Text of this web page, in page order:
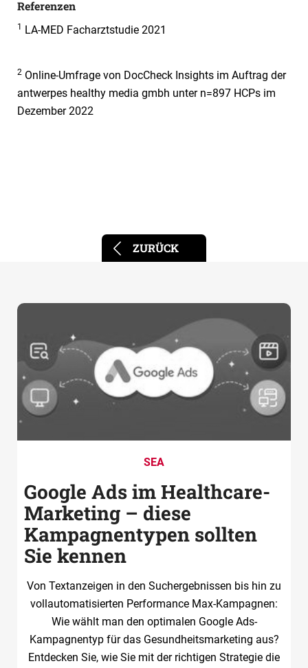
Referenzen
1 LA-MED Facharztstudie 2021
2 Online-Umfrage von DocCheck Insights im Auftrag der
antwerpes healthy media gmbh unter n=897 HCPs im
Dezember 2022
ZURÜCK
SEA
Google Ads im Healthcare-
Marketing – diese
Kampagnentypen sollten
Sie kennen
Von Textanzeigen in den Suchergebnissen bis hin zu
vollautomatisierten Performance Max-Kampagnen:
Wie wählt man den optimalen Google Ads-
Kampagnentyp für das Gesundheitsmarketing aus?
Entdecken Sie, wie Sie mit der richtigen Strategie die